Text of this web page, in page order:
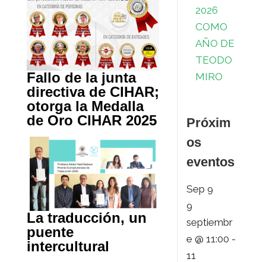
Fallo de la junta
directiva de CIHAR;
otorga la Medalla
de Oro CIHAR 2025
La traducción, un
puente
intercultural
2026
COMO
AÑO DE
TEODO
MIRO
Próxim
os
eventos
Sep9
9
septiembr
e @ 11:00 -
11